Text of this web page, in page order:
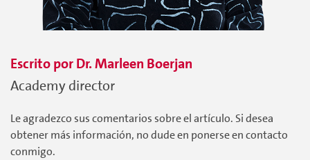
Escrito porDr. Marleen Boerjan
Academy director
Le agradezco sus comentarios sobre el artículo. Si desea
obtener más información, no dude en ponerse en contacto
conmigo.